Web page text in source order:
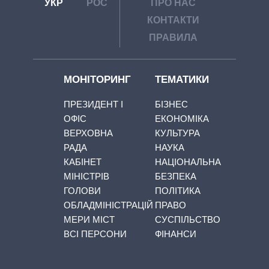
УКР РОС
ПРО НАС
КОНТАКТИ
ПРАВИЛА
МОНІТОРИНГ
ПРЕЗИДЕНТ І
ОФІС
ВЕРХОВНА
РАДА
КАБІНЕТ
МІНІСТРІВ
ГОЛОВИ
ОБЛАДМІНІСТРАЦІЙ
МЕРИ МІСТ
ВСІ ПЕРСОНИ
ТЕМАТИКИ
БІЗНЕС
ЕКОНОМІКА
КУЛЬТУРА
НАУКА
НАЦІОНАЛЬНА
БЕЗПЕКА
ПОЛІТИКА
ПРАВО
СУСПІЛЬСТВО
ФІНАНСИ